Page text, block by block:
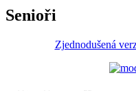
Senioři
Zjednodušená